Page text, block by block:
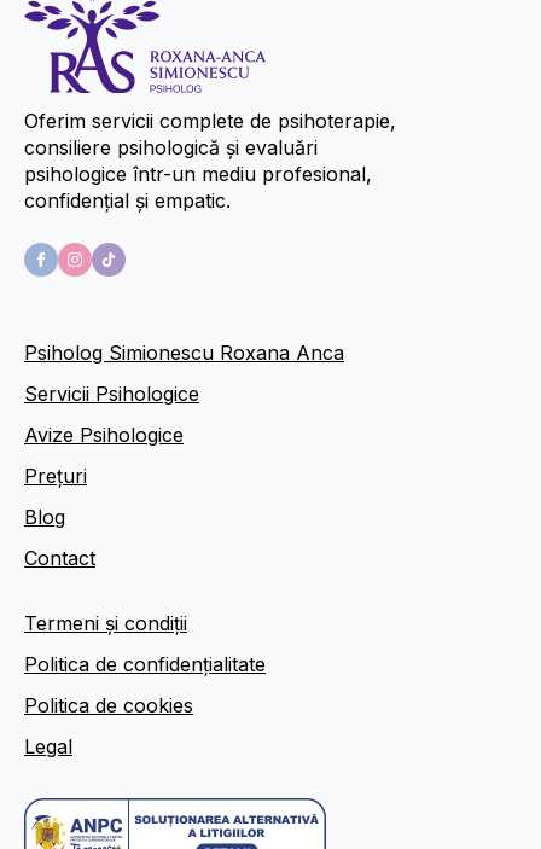
Oferim servicii complete de psihoterapie,
consiliere psihologică și evaluări
psihologice într-un mediu profesional,
confidențial și empatic.
Psiholog Simionescu Roxana Anca
Servicii Psihologice
Avize Psihologice
Prețuri
Blog
Contact
Termeni și condiții
Politica de confidențialitate
Politica de cookies
Legal